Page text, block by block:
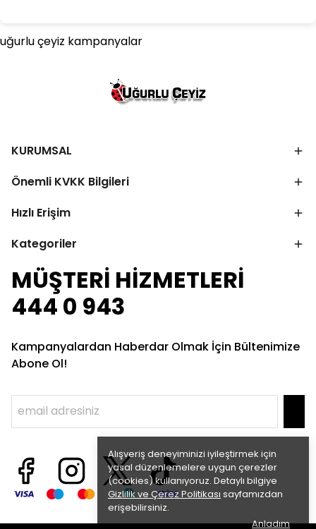
Alışveriş deneyiminizi iyileştirmek için
yasal düzenlemelere uygun çerezler
(cookies) kullanıyoruz. Detaylı bilgiye
Gizlilik ve Çerez Politikası sayfamızdan
erişebilirsiniz.
Anladım
uğurlu çeyiz kampanyalar
KURUMSAL
Önemli KVKK Bilgileri
Hızlı Erişim
Kategoriler
MÜŞTERİ HİZMETLERİ
444 0 943
Kampanyalardan Haberdar Olmak İçin Bültenimize
Abone Ol!